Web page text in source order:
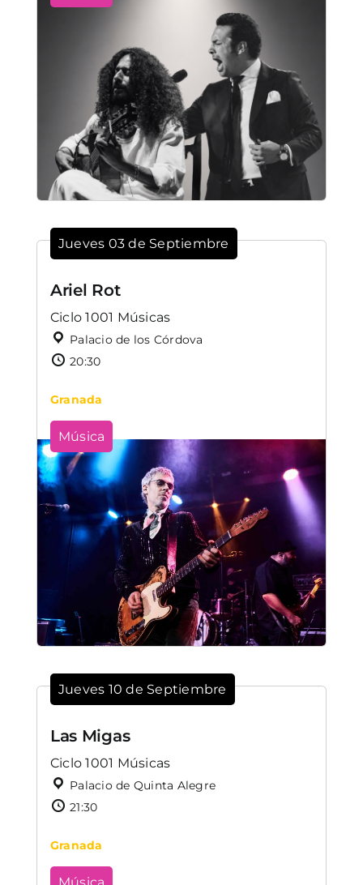
Jueves 03 de Septiembre
Ariel Rot
Ciclo 1001 Músicas
Palacio de los Córdova
20:30
Granada
Música
Jueves 10 de Septiembre
Las Migas
Ciclo 1001 Músicas
Palacio de Quinta Alegre
21:30
Granada